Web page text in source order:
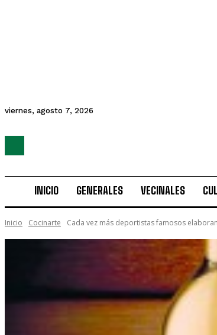
viernes, agosto 7, 2026
INICIO GENERALES VECINALES
Inicio Cocinarte Cada vez más deportistas famosos